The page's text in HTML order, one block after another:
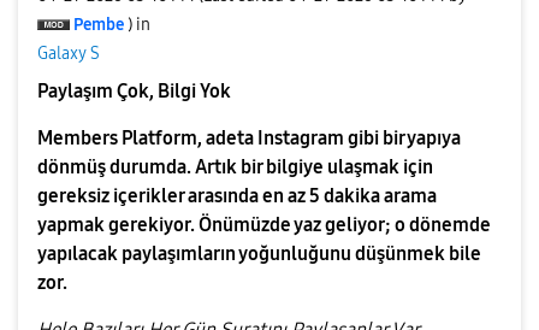
Pembe ) in
Galaxy S
Paylaşım Çok, Bilgi Yok
Members Platform, adeta Instagram gibi bir yapıya
dönmüş durumda. Artık bir bilgiye ulaşmak için
gereksiz içerikler arasında en az 5 dakika arama
yapmak gerekiyor. Önümüzde yaz geliyor; o dönemde
yapılacak paylaşımların yoğunluğunu düşünmek bile
zor.